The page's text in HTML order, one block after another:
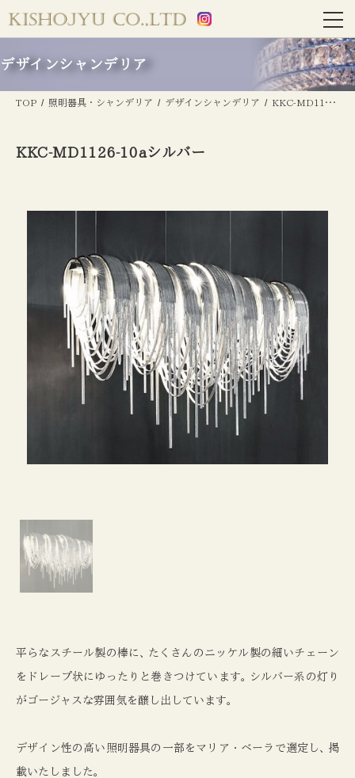
デザインシャンデリア
TOP 照明器具・シャンデリア デザインシャンデリア KKC-MD1126-10aシルバー
KKC-MD1126-10aシルバー
平らなスチール製の棒に たくさんのニッケル製の細いチェーン
をドレープ状にゆったりと巻きつけています。 シルバー系の灯り
がゴージャスな雰囲気を醸し出しています。
デザイン性の高い照明器具の一部をマリア・ベーラで選定し 掲
載いたしました 。